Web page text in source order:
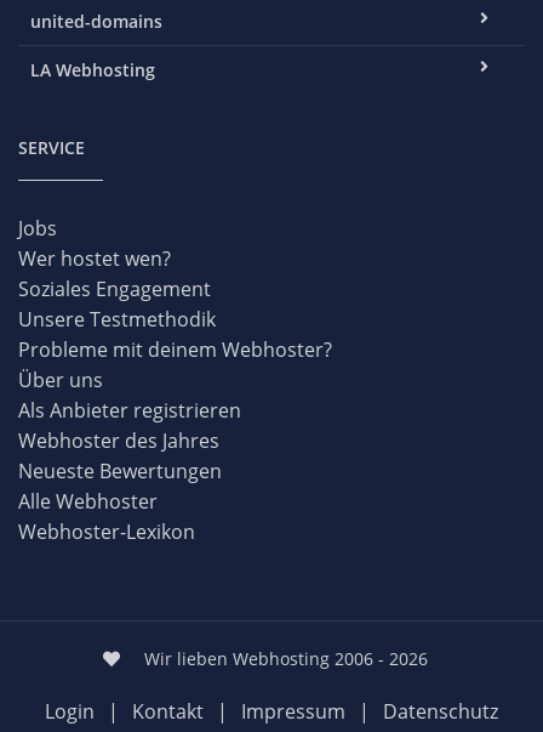
united-domains
LA Webhosting
SERVICE
Jobs
Wer hostet wen?
Soziales Engagement
Unsere Testmethodik
Probleme mit deinem Webhoster?
Über uns
Als Anbieter registrieren
Webhoster des Jahres
Neueste Bewertungen
Alle Webhoster
Webhoster-Lexikon
Wir lieben Webhosting 2006 - 2026
Login | Kontakt | Impressum |
Datenschutz